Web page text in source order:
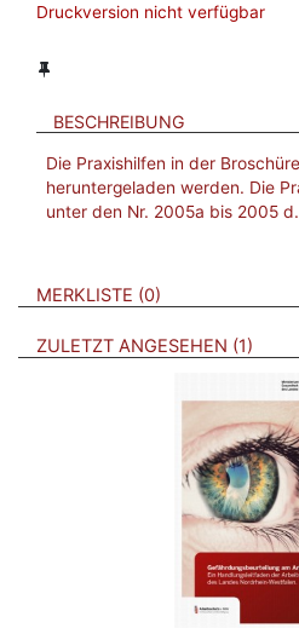
Druckversion nicht verfügbar
BESCHREIBUNG
Die Praxishilfen in der
heruntergeladen werden. Die
unter den Nr. 2005a bis 2005 d.
VERWEISE AUF VERMERKTE-
MERKLISTE 0 BROSCHÜREN
ZULETZT ANGESEHEN 1